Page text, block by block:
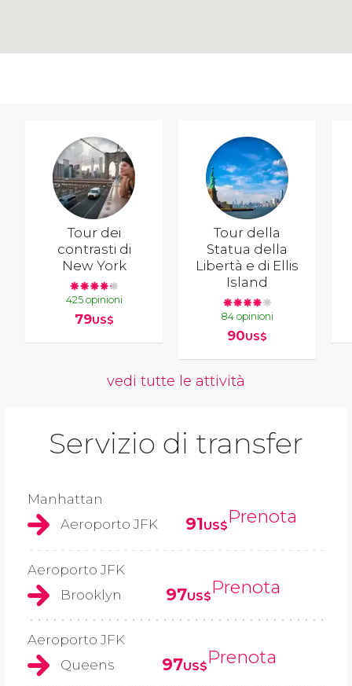
Tour dei
contrasti di
New York
425 opinioni
79US$
Tour della
Statua della
Libertà e di Ellis
Island
84 opinioni
90US$
vedi tutte le attività
Servizio di transfer
Manhattan
Aeroporto JFK
91US$Prenota
Aeroporto JFK
Brooklyn
97US$Prenota
Aeroporto JFK
Queens
97US$Prenota